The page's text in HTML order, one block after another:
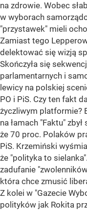
na zdrowie. Wobec
w wyborach
"przystawek" mieli
Zamiast tego
delektować się wizją
Skończyła się
parlamentarnych i
lewicy na polskiej
PO i PiS. Czy ten fakt
życzliwym platformie?
na łamach "Faktu"
że 70 proc. Polaków
PiS. Krzemiński
że "polityka to
zadufanie
która chce zmusić
Z kolei w "Gazecie
polityków jak Rokita